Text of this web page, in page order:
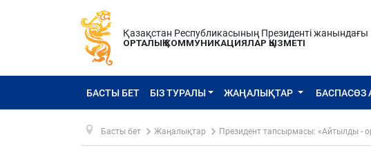
Қазақстан Республикасының Президенті жанындағы
ОРТАЛЫҚ КОММУНИКАЦИЯЛАР ҚЫЗМЕТІ
БАСТЫ БЕТ БІЗ ТУРАЛЫ ЖАҢАЛЫҚТАР БАСПАСӨЗ
Басты бет Жаңалықтар Президент тапсырмасы: «Айтылды -